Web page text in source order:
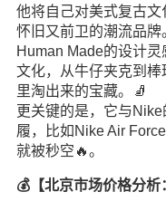
他将自己对美式复古
怀旧又前卫的潮流品牌
Human Made的设计
文化，从牛仔夹克到
里淘出来的宝藏。🧦
更关键的是，它与
履，比如Nike Air
就被秒空🔥。
💰【北京市场价格分析